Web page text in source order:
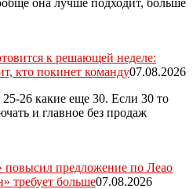
она лучше подходит, больше
к решающей неделе:
кто покинет команду07.08.2026
26 какие еще 30. Если 30 то
и главное без продаж
повысил предложение по Леао
требует больше07.08.2026